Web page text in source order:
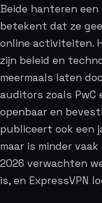
Beide hanteren
betekent dat ze
online activiteiten.
zijn beleid en
meermaals laten
auditors zoals PwC
openbaar en
publiceert ook een
maar is minder
2026 verwachten
is, en ExpressVPN